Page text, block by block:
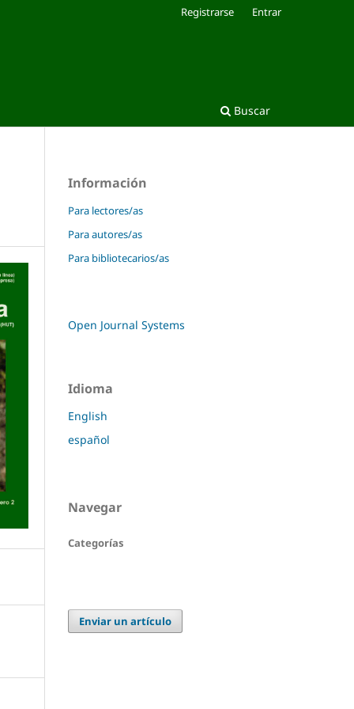
Buscar
Registrarse Entrar
Información
Para lectores/as
Para autores/as
Para bibliotecarios/as
Open Journal Systems
Idioma
English
español
Navegar
Categorías
Enviar un artículo